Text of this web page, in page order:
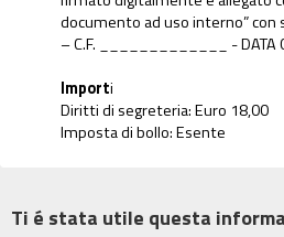
documento ad uso interno” con
– C.F. _____________ - DATA
Importi
Diritti di segreteria: Euro 18,00
Imposta di bollo: Esente
Ti é stata utile questa